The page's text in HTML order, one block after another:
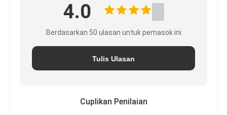
4.0
Berdasarkan 50 ulasan untuk pemasok ini
Tulis Ulasan
Cuplikan Penilaian